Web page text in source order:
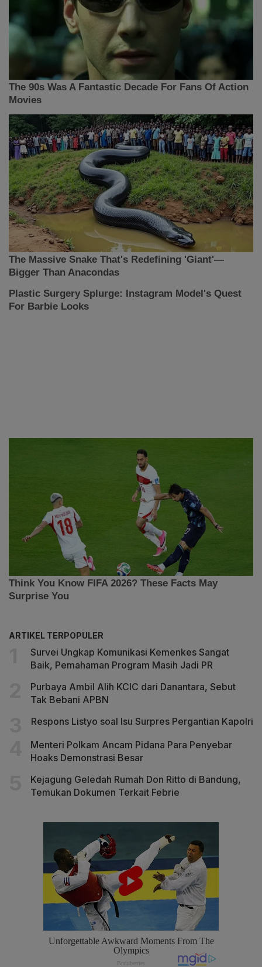
ARTIKEL TERPOPULER
Survei Ungkap Komunikasi Kemenkes Sangat
Baik, Pemahaman Program Masih Jadi PR
Purbaya Ambil Alih KCIC dari Danantara, Sebut
Tak Bebani APBN
Respons Listyo soal Isu Surpres Pergantian Kapolri
Menteri Polkam Ancam Pidana Para Penyebar
Hoaks Demonstrasi Besar
Kejagung Geledah Rumah Don Ritto di Bandung,
Temukan Dokumen Terkait Febrie